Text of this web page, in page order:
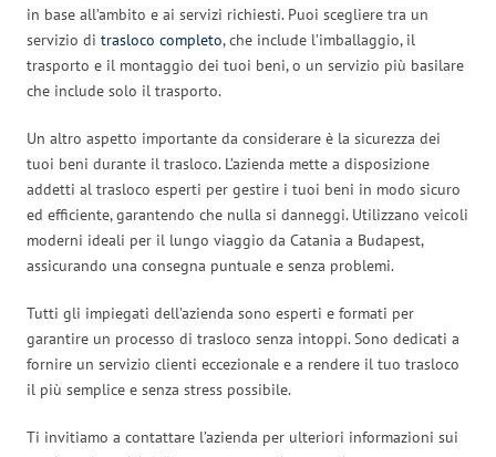
in base all’ambito e ai servizi richiesti. Puoi scegliere tra un
servizio di trasloco completo, che include l’imballaggio, il
trasporto e il montaggio dei tuoi beni, o un servizio più basilare
che include solo il trasporto.
Un altro aspetto importante da considerare è la sicurezza dei
tuoi beni durante il trasloco. L’azienda mette a disposizione
addetti al trasloco esperti per gestire i tuoi beni in modo sicuro
ed efficiente, garantendo che nulla si danneggi. Utilizzano veicoli
moderni ideali per il lungo viaggio da Catania a Budapest,
assicurando una consegna puntuale e senza problemi.
Tutti gli impiegati dell’azienda sono esperti e formati per
garantire un processo di trasloco senza intoppi. Sono dedicati a
fornire un servizio clienti eccezionale e a rendere il tuo trasloco
il più semplice e senza stress possibile.
Ti invitiamo a contattare l’azienda per ulteriori informazioni sui